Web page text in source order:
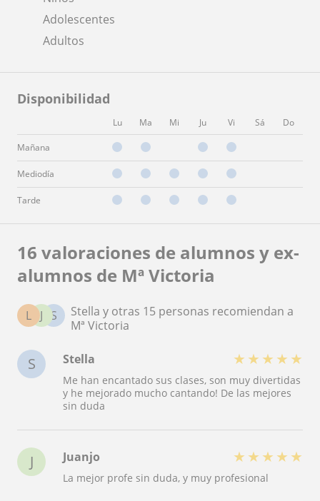
Adolescentes
Adultos
Disponibilidad
Lu Ma Mi Ju Vi Sá Do
Mañana
Mediodía
Tarde
16 valoraciones de alumnos y ex-
alumnos de Mª Victoria
S
J
L
Stella y otras 15 personas recomiendan a
Mª Victoria
S Stella ★ ★ ★ ★ ★
Me han encantado sus clases, son muy divertidas
y he mejorado mucho cantando! De las mejores
sin duda
J Juanjo ★ ★ ★ ★ ★
La mejor profe sin duda, y muy profesional